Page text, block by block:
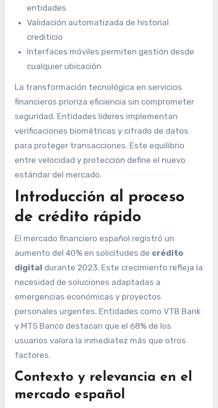
entidades
Validación automatizada de historial
crediticio
Interfaces móviles permiten gestión desde
cualquier ubicación
La transformación tecnológica en servicios
financieros prioriza eficiencia sin comprometer
seguridad. Entidades líderes implementan
verificaciones biométricas y cifrado de datos
para proteger transacciones. Este equilibrio
entre velocidad y protección define el nuevo
estándar del mercado.
Introducción al proceso
de crédito rápido
El mercado financiero español registró un
aumento del 40% en solicitudes de crédito
digital durante 2023. Este crecimiento refleja la
necesidad de soluciones adaptadas a
emergencias económicas y proyectos
personales urgentes. Entidades como VTB Bank
y MTS Banco destacan que el 68% de los
usuarios valora la inmediatez más que otros
factores.
Contexto y relevancia en el
mercado español